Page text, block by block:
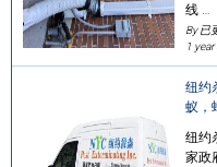
线 …
By 已
1
纽约
蚁，
纽约
家政